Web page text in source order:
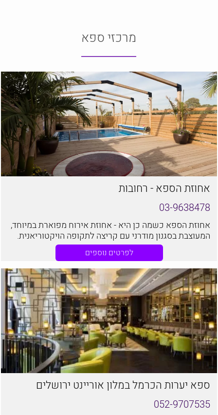
מרכזי ספא
אחוזת הספא - רחובות
03-9638478
אחוזת הספא כשמה כן היא - אחוזת אירוח מפוארת במיוחד,
המעוצבת בסגנון מודרני עם קריצה לתקופה הויקטוריאנית.
המקום מהווה מלון בוטיק וסוויטות, ספא ומתחם לאירועים
לפרטים נוספים
ספא יערות הכרמל במלון אוריינט ירושלים
052-9707535